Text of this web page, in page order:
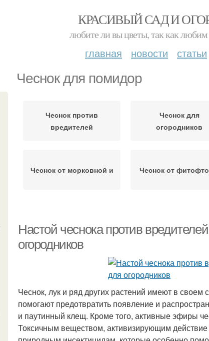
КРАСИВЫЙ САД И
любите ли вы цветы, так как
главная новости статьи
Чеснок для помидор
Чеснок против
вредителей
Чеснок для
огородников
Чеснок от морковной и Чеснок от
крестоцветной
Настой чеснока против
огородников
Чеснок, лук и ряд других растений имеют в
помогают предотвратить появление и
и паутинный клещ. Кроме того, активные эфиры
Токсичным веществом, активизирующим действие